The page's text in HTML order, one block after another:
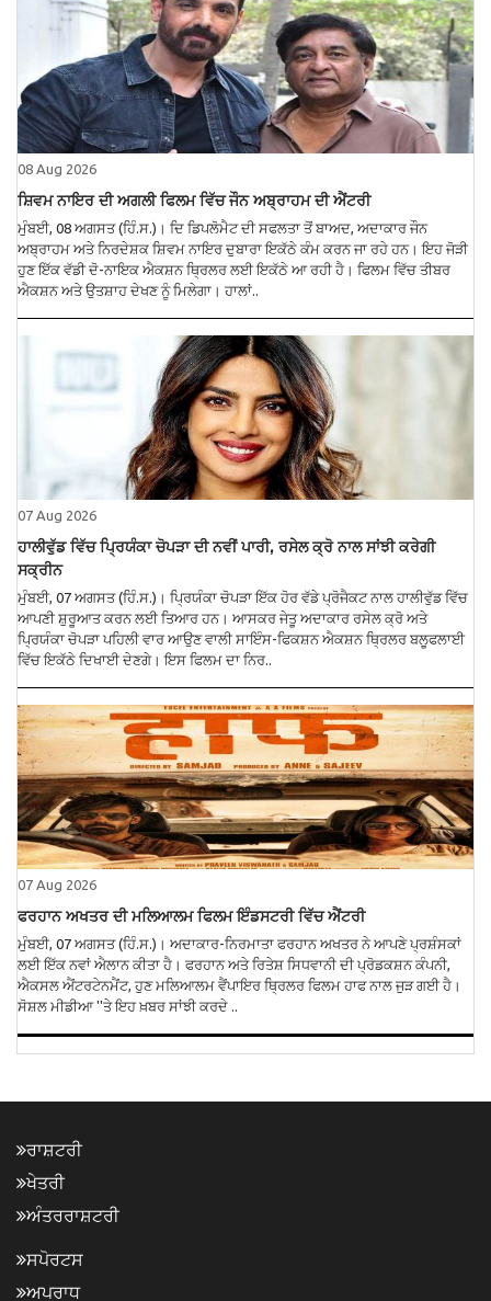
08 Aug 2026
ਸ਼ਿਵਮ ਨਾਇਰ ਦੀ ਅਗਲੀ ਫਿਲਮ ਵਿੱਚ ਜੌਨ ਅਬ੍ਰਾਹਮ ਦੀ ਐਂਟਰੀ
ਮੁੰਬਈ, 08 ਅਗਸਤ (ਹਿੰ.ਸ.)। ਦਿ ਡਿਪਲੋਮੈਟ ਦੀ ਸਫਲਤਾ ਤੋਂ ਬਾਅਦ, ਅਦਾਕਾਰ ਜੌਨ
ਅਬ੍ਰਾਹਮ ਅਤੇ ਨਿਰਦੇਸ਼ਕ ਸ਼ਿਵਮ ਨਾਇਰ ਦੁਬਾਰਾ ਇਕੱਠੇ ਕੰਮ ਕਰਨ ਜਾ ਰਹੇ ਹਨ। ਇਹ ਜੋੜੀ
ਹੁਣ ਇੱਕ ਵੱਡੀ ਦੋ-ਨਾਇਕ ਐਕਸ਼ਨ ਥ੍ਰਿਲਰ ਲਈ ਇਕੱਠੇ ਆ ਰਹੀ ਹੈ। ਫਿਲਮ ਵਿੱਚ ਤੀਬਰ
ਐਕਸ਼ਨ ਅਤੇ ਉਤਸ਼ਾਹ ਦੇਖਣ ਨੂੰ ਮਿਲੇਗਾ। ਹਾਲਾਂ..
07 Aug 2026
ਹਾਲੀਵੁੱਡ ਵਿੱਚ ਪ੍ਰਿਯੰਕਾ ਚੋਪੜਾ ਦੀ ਨਵੀਂ ਪਾਰੀ, ਰਸੇਲ ਕ੍ਰੋ ਨਾਲ ਸਾਂਝੀ ਕਰੇਗੀ
ਸਕ੍ਰੀਨ
ਮੁੰਬਈ, 07 ਅਗਸਤ (ਹਿੰ.ਸ.)। ਪ੍ਰਿਯੰਕਾ ਚੋਪੜਾ ਇੱਕ ਹੋਰ ਵੱਡੇ ਪ੍ਰੋਜੈਕਟ ਨਾਲ ਹਾਲੀਵੁੱਡ ਵਿੱਚ
ਆਪਣੀ ਸ਼ੁਰੂਆਤ ਕਰਨ ਲਈ ਤਿਆਰ ਹਨ। ਆਸਕਰ ਜੇਤੂ ਅਦਾਕਾਰ ਰਸੇਲ ਕ੍ਰੋ ਅਤੇ
ਪ੍ਰਿਯੰਕਾ ਚੋਪੜਾ ਪਹਿਲੀ ਵਾਰ ਆਉਣ ਵਾਲੀ ਸਾਇੰਸ-ਫਿਕਸ਼ਨ ਐਕਸ਼ਨ ਥ੍ਰਿਲਰ ਬਲੂਫਲਾਈ
ਵਿੱਚ ਇਕੱਠੇ ਦਿਖਾਈ ਦੇਣਗੇ। ਇਸ ਫਿਲਮ ਦਾ ਨਿਰ..
07 Aug 2026
ਫਰਹਾਨ ਅਖਤਰ ਦੀ ਮਲਿਆਲਮ ਫਿਲਮ ਇੰਡਸਟਰੀ ਵਿੱਚ ਐਂਟਰੀ
ਮੁੰਬਈ, 07 ਅਗਸਤ (ਹਿੰ.ਸ.)। ਅਦਾਕਾਰ-ਨਿਰਮਾਤਾ ਫਰਹਾਨ ਅਖਤਰ ਨੇ ਆਪਣੇ ਪ੍ਰਸ਼ੰਸਕਾਂ
ਲਈ ਇੱਕ ਨਵਾਂ ਐਲਾਨ ਕੀਤਾ ਹੈ। ਫਰਹਾਨ ਅਤੇ ਰਿਤੇਸ਼ ਸਿਧਵਾਨੀ ਦੀ ਪ੍ਰੋਡਕਸ਼ਨ ਕੰਪਨੀ,
ਐਕਸਲ ਐਂਟਰਟੇਨਮੈਂਟ, ਹੁਣ ਮਲਿਆਲਮ ਵੈਂਪਾਇਰ ਥ੍ਰਿਲਰ ਫਿਲਮ ਹਾਫ ਨਾਲ ਜੁੜ ਗਈ ਹੈ।
ਸੋਸ਼ਲ ਮੀਡੀਆ ''ਤੇ ਇਹ ਖ਼ਬਰ ਸਾਂਝੀ ਕਰਦੇ ..
ਰਾਸ਼ਟਰੀ
ਖੇਤਰੀ
ਅੰਤਰਰਾਸ਼ਟਰੀ
ਸਪੋਰਟਸ
ਅਪਰਾਧ